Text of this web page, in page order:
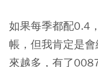
如果每季都配0.4
帳，但我肯定是
來越多，有了